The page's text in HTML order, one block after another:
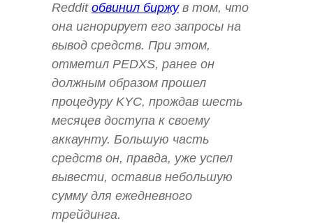
Reddit обвинил биржув том, что
она игнорирует его запросы на
вывод средств. При этом,
отметил PEDXS, ранее он
должным образом прошел
процедуру KYC, прождав шесть
месяцев доступа к своему
аккаунту. Большую часть
средств он, правда, уже успел
вывести, оставив небольшую
сумму для ежедневного
трейдинга.